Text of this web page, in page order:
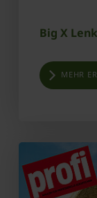
Big X
MEHR